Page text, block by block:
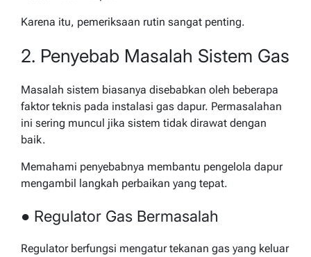
Karena itu, pemeriksaan rutin sangat penting.
2. Penyebab Masalah Sistem Gas
Masalah sistem biasanya disebabkan oleh beberapa
faktor teknis pada instalasi gas dapur. Permasalahan
ini sering muncul jika sistem tidak dirawat dengan
baik.
Memahami penyebabnya membantu pengelola dapur
mengambil langkah perbaikan yang tepat.
● Regulator Gas Bermasalah
Regulator berfungsi mengatur tekanan gas yang keluar